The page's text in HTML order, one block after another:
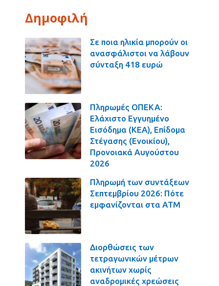
Δημοφιλή
Σε ποια ηλικία μπορούν οι
ανασφάλιστοι να λάβουν
σύνταξη 418 ευρώ
Πληρωμές ΟΠΕΚΑ:
Ελάχιστο Εγγυημένο
Εισόδημα (ΚΕΑ), Επίδομα
Στέγασης (Ενοικίου),
Προνοιακά Αυγούστου
2026
Πληρωμή των συντάξεων
Σεπτεμβρίου 2026: Πότε
εμφανίζονται στα ΑΤΜ
Διορθώσεις των
τετραγωνικών μέτρων
ακινήτων χωρίς
αναδρομικές χρεώσεις